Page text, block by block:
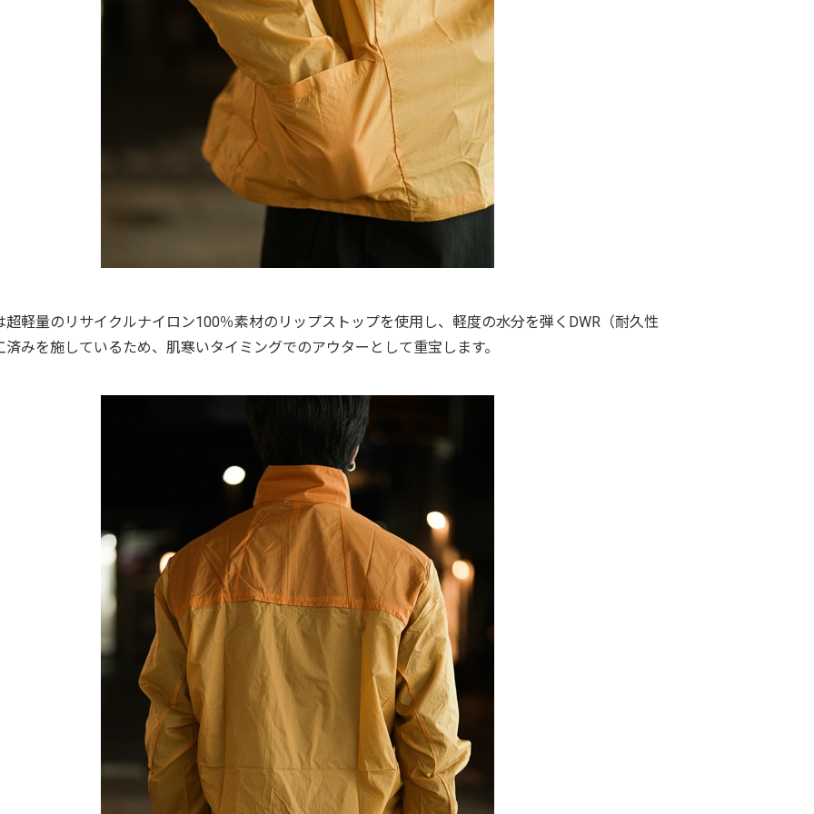
超軽量のリサイクルナイロン100％素材のリップストップを使用し、軽度の水分を弾くDWR（耐久性
済みを施しているため、肌寒いタイミングでのアウターとして重宝します。